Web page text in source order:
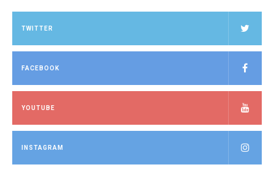
TWITTER
FACEBOOK
YOUTUBE
INSTAGRAM